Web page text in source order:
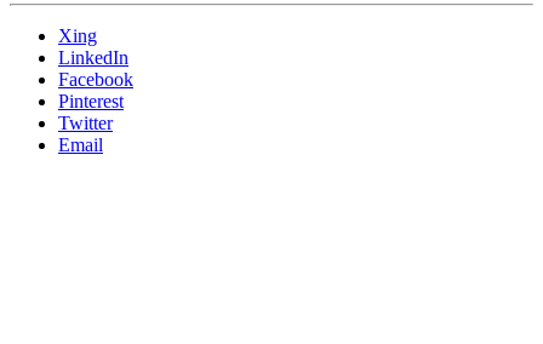
Xing
LinkedIn
Facebook
Pinterest
Twitter
Email